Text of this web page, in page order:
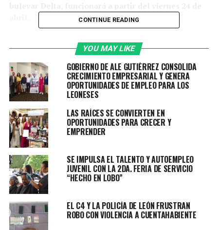
vez, los habitantes de San Juan de Abajo cuentan con un
acceso legal y seguro, que además permite continuar
con el proceso para regularizar la colonia y dar certeza
al patrimonio de sus habitantes.
El nuevo cruce, que está autorizado por la Secretaría de
Infraestructura, Comunicaciones y Transportes (SICT) y
Ferromex, cumple con los estándares de seguridad
adecuados por la ubicación, cercanía con la vía y la
conectividad en la zona.
Luego de la reunión que encabezó la presidenta
municipal, Ale Gutiérrez en San Juan de Abajo el jueves
9 de abril, hoy el Gobierno de León lideró una mesa de
diálogo con habitantes de San Juan de Abajo, en la que
participaron también Ferromex, la delegación de la
CONTINUE READING
YOU MAY LIKE
GOBIERNO DE ALE GUTIÉRREZ CONSOLIDA
CRECIMIENTO EMPRESARIAL Y GENERA
OPORTUNIDADES DE EMPLEO PARA LOS
LEONESES
LAS RAÍCES SE CONVIERTEN EN
OPORTUNIDADES PARA CRECER Y
EMPRENDER
SE IMPULSA EL TALENTO Y AUTOEMPLEO
JUVENIL CON LA 2DA. FERIA DE SERVICIO
“HECHO EN LOBO”
EL C4 Y LA POLICÍA DE LEÓN FRUSTRAN
ROBO CON VIOLENCIA A CUENTAHABIENTE